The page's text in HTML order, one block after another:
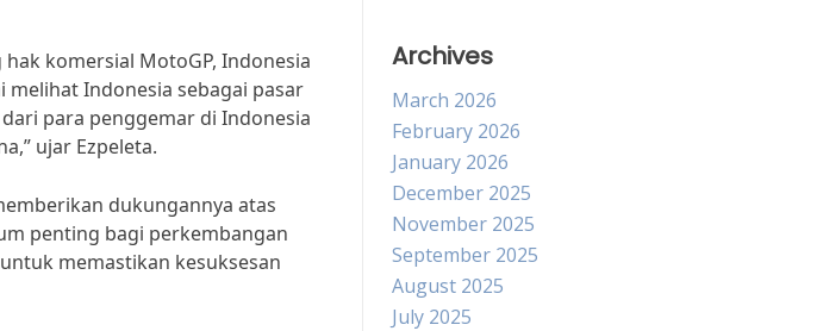
komersial MotoGP, Indonesia
melihat Indonesia sebagai pasar
para penggemar di Indonesia
ujar Ezpeleta.
dukungannya atas
penting bagi perkembangan
memastikan kesuksesan
Archives
March 2026
February 2026
January 2026
December 2025
November 2025
September 2025
August 2025
July 2025